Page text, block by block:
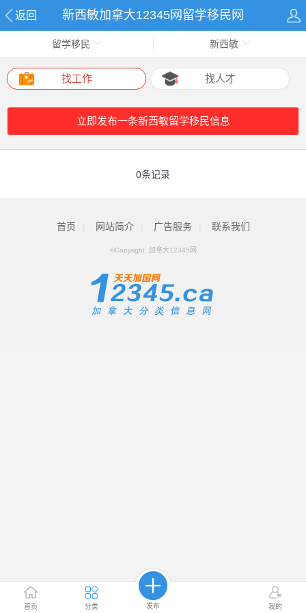
返回 新西敏加拿大12345网留学移民网
首页 分类 发布 我的
留学移民 新西敏
找工作 找人才
立即发布一条新西敏留学移民信息
0条记录
首页 网站简介 广告服务 联系我们
©Copyright 加拿大12345网